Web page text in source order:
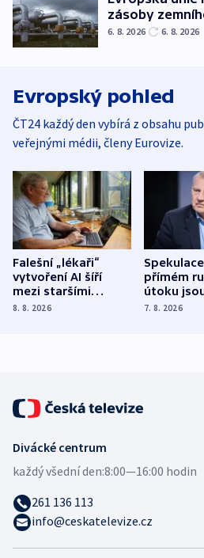
zásoby
6. 8. 2026 6. 8. 2026
Evropský pohled
ČT24 každý den vybírá z obsahu
veřejnými médii, členy Eurovize.
Falešní „lékaři“
vytvoření AI šíří
mezi staršími
Poláky nebezpečné
8. 8. 2026
přímém
útoku
míní
7. 8. 2026
Divácké centrum
každý všední den:8:00—16:00 hodin
261 136 113
info@ceskatelevize.cz